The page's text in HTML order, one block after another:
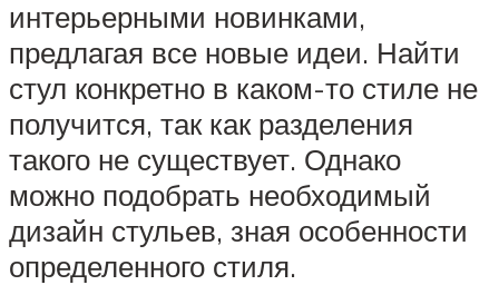
интерьерными новинками,
предлагая все новые идеи. Найти
стул конкретно в каком-то стиле не
получится, так как разделения
такого не существует. Однако
можно подобрать необходимый
дизайн стульев, зная особенности
определенного стиля.